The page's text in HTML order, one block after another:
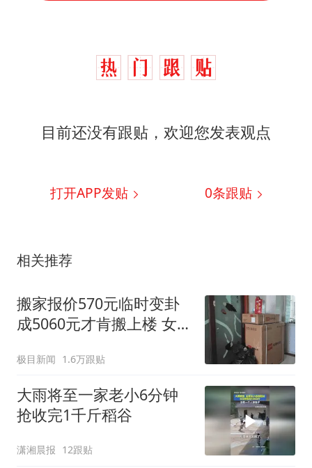
目前还没有跟贴，欢迎您发表观点
打开APP发贴 0条跟贴
相关推荐
搬家报价570元临时变卦
成5060元才肯搬上楼 女子
极目新闻 1.6万跟贴
大雨将至一家老小6分钟
抢收完1千斤稻谷
潇湘晨报 12跟贴